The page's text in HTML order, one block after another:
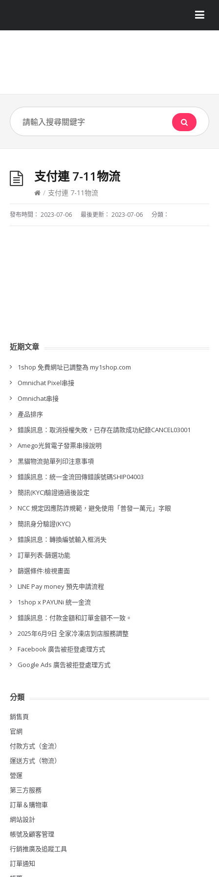
支付連 7-11物流
/ 支付連 7-11物流
發布時間： 2023-07-06 最後更新： 2023-07-06 分類：
近期文章
1shop 免費網址已調整為 my1shop.com
Omnichat Pixel串接
Omnichat串接
產品排序
錯誤訊息：取消授權失敗，已存在請款成功紀錄CANCEL03001
Amego光貿電子發票串接說明
黑貓物流拋單列印注意事項
錯誤訊息：統一金流回傳錯誤號碼SHIP04003
簡訊(KYC)驗證通過後設定
NCC 規定因應防詐規範，避免使用「普發一萬元」字眼
簡訊身分驗證(KYC)
錯誤訊息：轉換編號輸入框消失
訂單列表-篩選功能
篩選條件:檢視畫面
LINE Pay money 預先申請流程
1shop x PAYUNi 統一金流
錯誤訊息：付款金額和訂單金額不一致。
2025年6月9日 全家冷凍店到店服務調整
Facebook 廣告被拒登處理方式
Google Ads 廣告被拒登處理方式
分類
銷售頁
官網
付款方式（金流）
運送方式（物流）
營運
第三方服務
訂單＆購物車
網站設計
帳號及顧客管理
行銷推廣及追蹤工具
訂單通知